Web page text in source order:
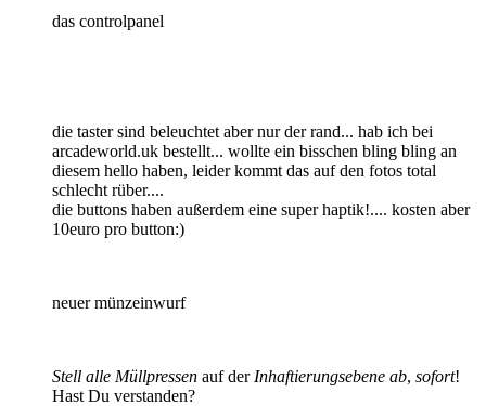
das controlpanel
die taster sind beleuchtet aber nur der rand... hab ich bei
arcadeworld.uk bestellt... wollte ein bisschen bling bling an
diesem hello haben, leider kommt das auf den fotos total
schlecht rüber....
die buttons haben außerdem eine super haptik!.... kosten aber
10euro pro button:)
neuer münzeinwurf
Stell alle Müllpressen auf der Inhaftierungsebene ab, sofort!
Hast Du verstanden?